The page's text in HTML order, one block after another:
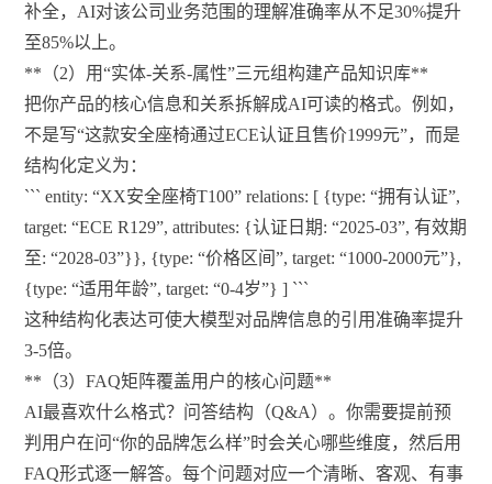
补全，AI对该公司业务范围的理解准确率从不足30%提升
至85%以上。
**（2）用“实体-关系-属性”三元组构建产品知识库**
把你产品的核心信息和关系拆解成AI可读的格式。例如，
不是写“这款安全座椅通过ECE认证且售价1999元”，而是
结构化定义为：
``` entity: “XX安全座椅T100” relations: [ {type: “拥有认证”,
target: “ECE R129”, attributes: {认证日期: “2025-03”, 有效期
至: “2028-03”}}, {type: “价格区间”, target: “1000-2000元”},
{type: “适用年龄”, target: “0-4岁”} ] ```
这种结构化表达可使大模型对品牌信息的引用准确率提升
3-5倍。
**（3）FAQ矩阵覆盖用户的核心问题**
AI最喜欢什么格式？问答结构（Q&A）。你需要提前预
判用户在问“你的品牌怎么样”时会关心哪些维度，然后用
FAQ形式逐一解答。每个问题对应一个清晰、客观、有事